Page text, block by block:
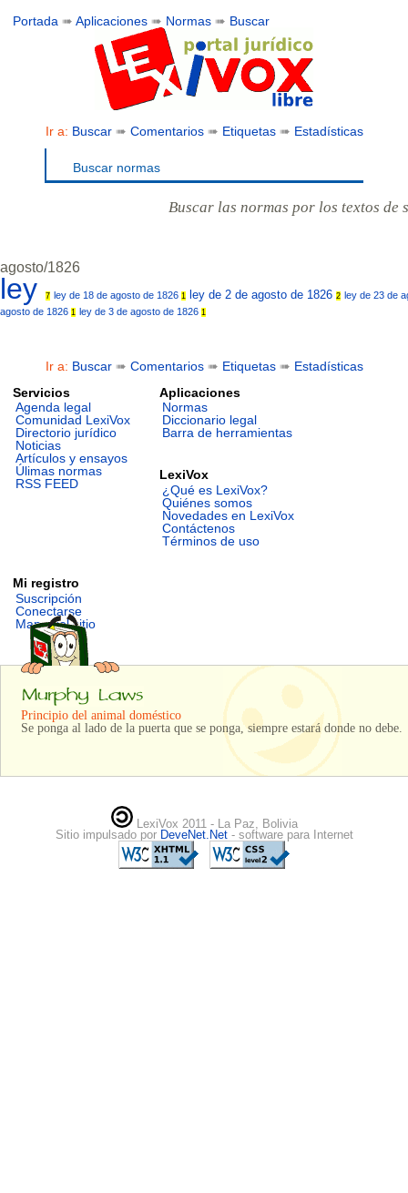
Portada ➠Aplicaciones ➠ Normas ➠ Buscar
Ir a: Buscar➠ Comentarios➠ Etiquetas➠ Estadísticas
Buscar normas
Buscar las normas por los textos de
agosto/1826
ley 7 ley de 18 de agosto de 1826 1 ley de 2 de agosto de 1826 2 ley de 23 de
agosto de 1826 1 ley de 3 de agosto de 1826 1
Ir a: Buscar➠ Comentarios➠ Etiquetas➠ Estadísticas
Servicios
Agenda legal
Comunidad LexiVox
Directorio jurídico
Noticias
Artículos y ensayos
Úlimas normas
RSS FEED
Aplicaciones
Normas
Diccionario legal
Barra de herramientas
LexiVox
¿Qué es LexiVox?
Quiénes somos
Novedades en LexiVox
Contáctenos
Términos de uso
Mi registro
Suscripción
Conectarse
Mapa del sitio
Principio del animal doméstico
Se ponga al lado de la puerta que se ponga, siempre estará donde no debe.
LexiVox 2011 - La Paz, Bolivia
Sitio impulsado por DeveNet.Net - software para Internet